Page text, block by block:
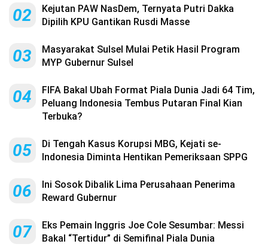
02
Kejutan PAW NasDem, Ternyata Putri Dakka
Dipilih KPU Gantikan Rusdi Masse
03
Masyarakat Sulsel Mulai Petik Hasil Program
MYP Gubernur Sulsel
04
FIFA Bakal Ubah Format Piala Dunia Jadi 64 Tim,
Peluang Indonesia Tembus Putaran Final Kian
Terbuka?
05
Di Tengah Kasus Korupsi MBG, Kejati se-
Indonesia Diminta Hentikan Pemeriksaan SPPG
06
Ini Sosok Dibalik Lima Perusahaan Penerima
Reward Gubernur
07
Eks Pemain Inggris Joe Cole Sesumbar: Messi
Bakal “Tertidur” di Semifinal Piala Dunia